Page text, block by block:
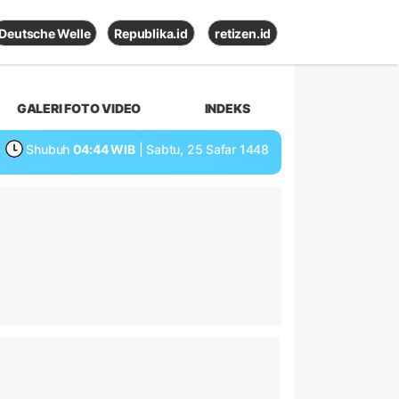
Deutsche Welle Republika.id retizen.id
GALERI FOTO VIDEO INDEKS
Shubuh 04:44 WIB | Sabtu, 25 Safar 1448